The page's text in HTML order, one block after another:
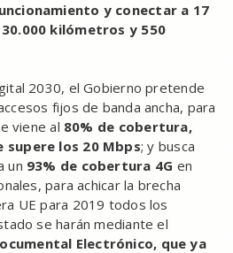
y conectar a 17
kilómetros y 550
2030, el Gobierno pretende
fijos de banda ancha, para
viene al 80% de cobertura,
supere los 20 Mbps; y busca
un 93% de cobertura 4G en
para achicar la brecha
UE para 2019 todos los
se harán mediante el
Electrónico, que ya